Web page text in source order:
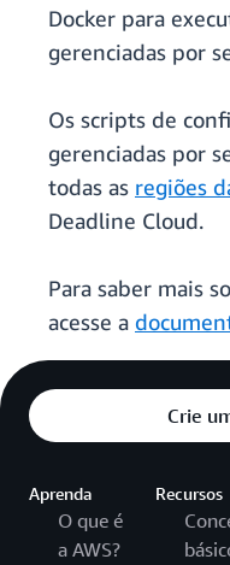
Docker para
gerenciadas por
Os scripts de
gerenciadas por
todas as regiões
Deadline Cloud.
Para saber mais
acesse a
Crie
Aprenda
O que é
a AWS?
Recursos